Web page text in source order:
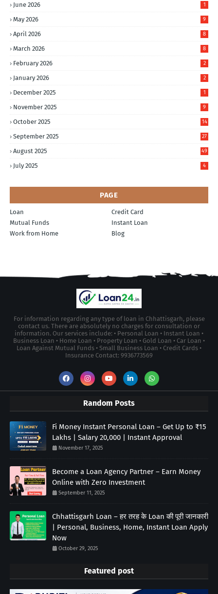
June 2026 1
May 2026 9
April 2026 8
March 2026 8
February 2026 2
January 2026 2
December 2025 1
November 2025 9
October 2025 14
September 2025 27
August 2025 49
July 2025 4
PAGE
Loan
Credit Card
Mutual Funds
Instant Loan
Work from Home
Blog
For information regarding any type of loan in Chhattisgarh, please
contact us. There are absolutely no charges for consultation or
information. Our services include: • Personal Loan • Instant Loan •
Business Loan • Home Loan • Property Loan • Gold Loan • Car Loan •
Loan Against Mutual Funds • Small Business Loan • Credit Cards •
Insurance Contact: 9936773569
Random Posts
Fi Money Instant Personal Loan – Get Up to ₹15
Lakhs | Salary 20,000 | Instant Approval
November 17, 2025
Become a Loan Agency Partner – Earn Money
Online with Zero Investment
September 11, 2025
Chhattisgarh Loan – हर तरह के Loan की पूरी जानकारी
| Personal, Business, Home, Instant Loan Apply
Now
October 29, 2025
Featured post